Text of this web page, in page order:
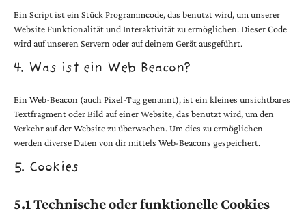
Ein Script ist ein Stück Programmcode, das benutzt wird, um unserer
Website Funktionalität und Interaktivität zu ermöglichen. Dieser Code
wird auf unseren Servern oder auf deinem Gerät ausgeführt.
4. Was ist ein Web Beacon?
Ein Web-Beacon (auch Pixel-Tag genannt), ist ein kleines unsichtbares
Textfragment oder Bild auf einer Website, das benutzt wird, um den
Verkehr auf der Website zu überwachen. Um dies zu ermöglichen
werden diverse Daten von dir mittels Web-Beacons gespeichert.
5. Cookies
5.1 Technische oder funktionelle Cookies